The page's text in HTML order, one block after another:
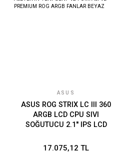
ASUS
ASUS ROG STRIX LC III 360
ARGB LCD CPU SIVI
SOĞUTUCU 2.1'' IPS LCD
POMPASI VE PREMIUM
17.075,12 TL